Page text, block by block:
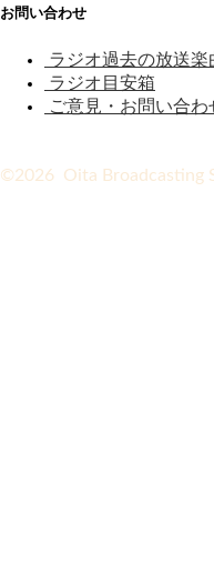
お問い合わせ
ラジオ過去の放送楽
ラジオ目安箱
ご意見・お問い合わ
©2026 Oita Broadcasting